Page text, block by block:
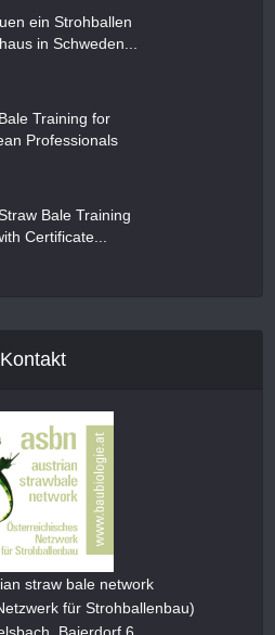
ein Strohballen
in Schweden...
Training for
Professionals
Bale Training
Certificate...
Kontakt
straw bale network
für Strohballenbau)
Baierdorf 6